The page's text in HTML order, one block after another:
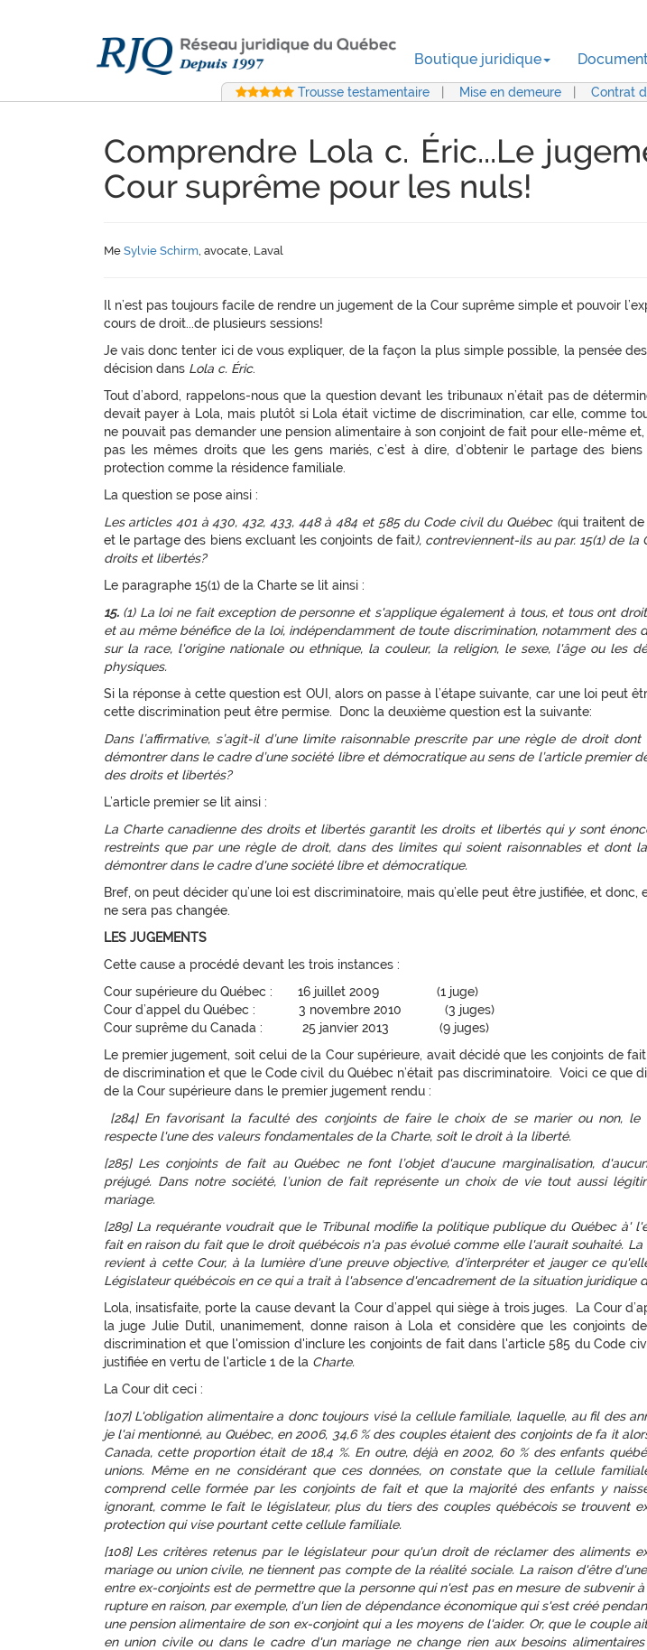
Boutique juridique
Trousse testamentaire Mise en demeure Contrat
Comprendre Lola c. Éric...Le
Cour suprême pour les nuls!
Me Sylvie Schirm, avocate, Laval
Il n’est pas toujours facile de rendre un jugement de la Cour suprême simple et pouvoir
cours de droit...de plusieurs sessions!
Je vais donc tenter ici de vous expliquer, de la façon la plus simple possible, la pensée
décision dans Lola c. Éric.
Tout d’abord, rappelons-nous que la question devant les tribunaux n’était pas de
devait payer à Lola, mais plutôt si Lola était victime de discrimination, car elle, comme
ne pouvait pas demander une pension alimentaire à son conjoint de fait pour elle-même et,
pas les mêmes droits que les gens mariés, c’est à dire, d’obtenir le partage des
protection comme la résidence familiale.
La question se pose ainsi :
Les articles 401 à 430, 432, 433, 448 à 484 et 585 du Code civil du Québec (qui traitent
et le partage des biens excluant les conjoints de fait), contreviennent-ils au par. 15(1) de la
droits et libertés?
Le paragraphe 15(1) de la Charte se lit ainsi :
15.(1) La loi ne fait exception de personne et s'applique également à tous, et tous ont
et au même bénéfice de la loi, indépendamment de toute discrimination, notamment des
sur la race, l'origine nationale ou ethnique, la couleur, la religion, le sexe, l'âge ou les
physiques.
Si la réponse à cette question est OUI, alors on passe à l’étape suivante, car une loi peut
cette discrimination peut être permise. Donc la deuxième question est la suivante:
Dans l’affirmative, s’agit-il d’une limite raisonnable prescrite par une règle de droit
démontrer dans le cadre d’une société libre et démocratique au sens de l’article premier
des droits et libertés?
L’article premier se lit ainsi :
La Charte canadienne des droits et libertés garantit les droits et libertés qui y sont
restreints que par une règle de droit, dans des limites qui soient raisonnables et dont
démontrer dans le cadre d'une société libre et démocratique.
Bref, on peut décider qu’une loi est discriminatoire, mais qu’elle peut être justifiée, et
ne sera pas changée.
LES JUGEMENTS
Cette cause a procédé devant les trois instances :
Cour supérieure du Québec : 16 juillet 2009 (1 juge)
Cour d’appel du Québec : 3 novembre 2010 (3 juges)
Cour suprême du Canada : 25 janvier 2013 (9 juges)
Le premier jugement, soit celui de la Cour supérieure, avait décidé que les conjoints de
de discrimination et que le Code civil du Québec n’était pas discriminatoire. Voici ce que
de la Cour supérieure dans le premier jugement rendu :
[284] En favorisant la faculté des conjoints de faire le choix de se marier ou non, le
respecte l'une des valeurs fondamentales de la Charte, soit le droit à la liberté.
[285] Les conjoints de fait au Québec ne font l’objet d'aucune marginalisation,
préjugé. Dans notre société, l’union de fait représente un choix de vie tout aussi
mariage.
[289] La requérante voudrait que le Tribunal modifie la politique publique du Québec à'
fait en raison du fait que le droit québécois n'a pas évolué comme elle l'aurait souhaité.
revient à cette Cour, à la lumière d'une preuve objective, d'interpréter et jauger ce
Législateur québécois en ce qui a trait à l'absence d'encadrement de la situation juridique
Lola, insatisfaite, porte la cause devant la Cour d’appel qui siège à trois juges. La Cour
la juge Julie Dutil, unanimement, donne raison à Lola et considère que les conjoints
discrimination et que l'omission d'inclure les conjoints de fait dans l'article 585 du Code
justifiée en vertu de l'article 1 de la Charte.
La Cour dit ceci :
[107] L'obligation alimentaire a donc toujours visé la cellule familiale, laquelle, au fil des
je l'ai mentionné, au Québec, en 2006, 34,6 % des couples étaient des conjoints de fa it
Canada, cette proportion était de 18,4 %. En outre, déjà en 2002, 60 % des enfants
unions. Même en ne considérant que ces données, on constate que la cellule
comprend celle formée par les conjoints de fait et que la majorité des enfants y
ignorant, comme le fait le législateur, plus du tiers des couples québécois se trouvent
protection qui vise pourtant cette cellule familiale.
[108] Les critères retenus par le législateur pour qu'un droit de réclamer des aliments
mariage ou union civile, ne tiennent pas compte de la réalité sociale. La raison d'être
entre ex-conjoints est de permettre que la personne qui n'est pas en mesure de subvenir
rupture en raison, par exemple, d'un lien de dépendance économique qui s'est créé
une pension alimentaire de son ex-conjoint qui a les moyens de l'aider. Or, que le couple
en union civile ou dans le cadre d'un mariage ne change rien aux besoins